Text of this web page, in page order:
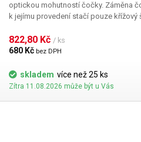
optickou mohutností čočky. Záměna
k jejímu provedení stačí pouze křížový
822,80 Kč / ks
680 Kč bez DPH
skladem více než 25 ks
Zítra 11.08.2026 může být u Vás